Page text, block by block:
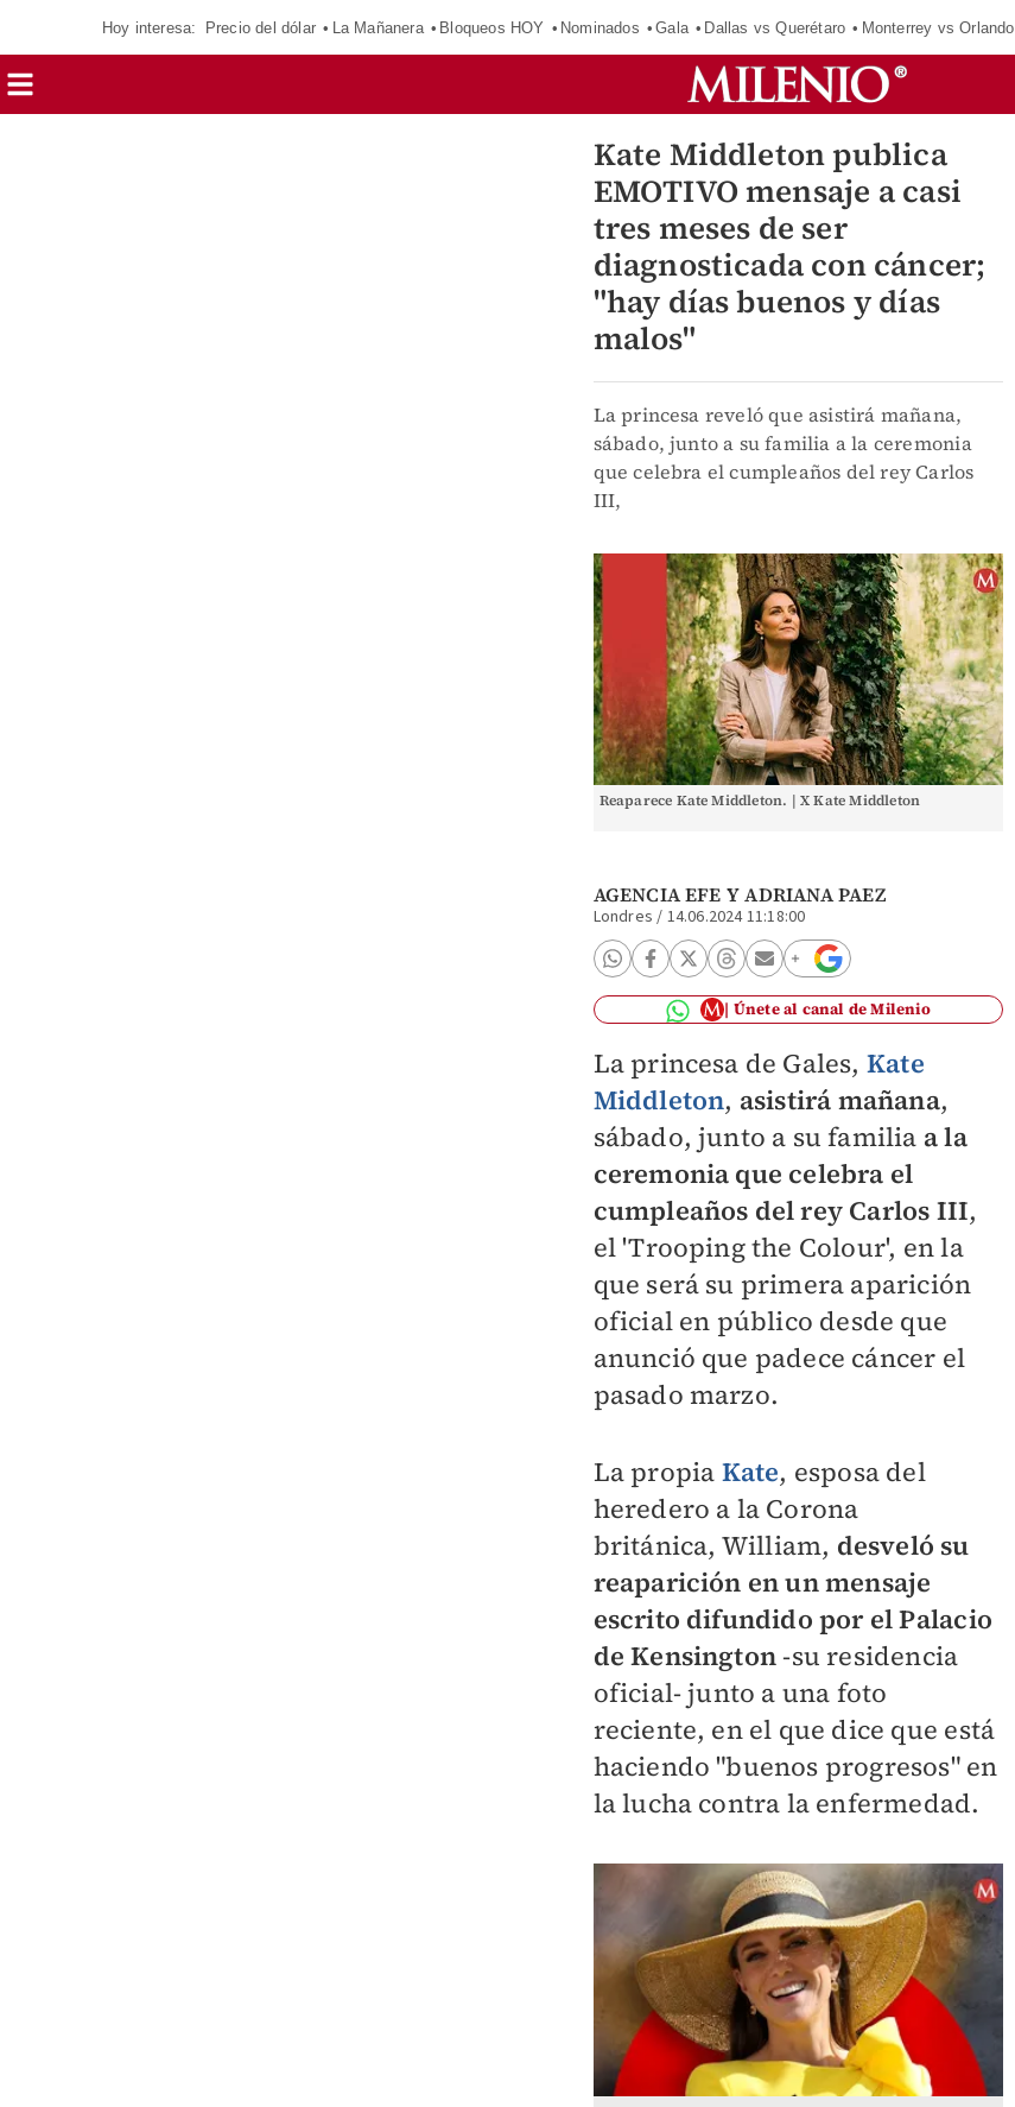
Hoy interesa: Precio del dólar La Mañanera Bloqueos HOY Nominados Gala Dallas vs Querétaro Monterrey vs Orlando
Kate Middleton publica
EMOTIVO mensaje a casi
tres meses de ser
diagnosticada con cáncer;
"hay días buenos y días
malos"
La princesa reveló que asistirá mañana,
sábado, junto a su familia a la ceremonia
que celebra el cumpleaños del rey Carlos
III,
Reaparece Kate Middleton. | X Kate Middleton
AGENCIA EFE YADRIANA PAEZ
Londres / 14.06.2024 11:18:00
Únete al canal de Milenio
La princesa de Gales, Kate
Middleton, asistirá mañana,
sábado, junto a su familia a la
ceremonia que celebra el
cumpleaños del rey Carlos III,
el 'Trooping the Colour', en la
que será su primera aparición
oficial en público desde que
anunció que padece cáncer el
pasado marzo.
La propia Kate, esposa del
heredero a la Corona
británica, William, desveló su
reaparición en un mensaje
escrito difundido por el Palacio
de Kensington-su residencia
oficial- junto a una foto
reciente, en el que dice que está
haciendo "buenos progresos" en
la lucha contra la enfermedad.